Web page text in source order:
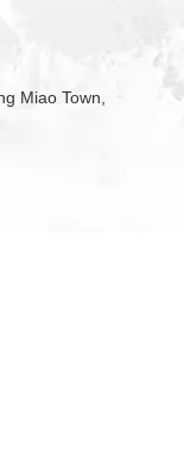
Miao Town,